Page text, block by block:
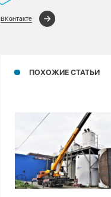
ВКонтакте
ПОХОЖИЕ СТАТЬИ